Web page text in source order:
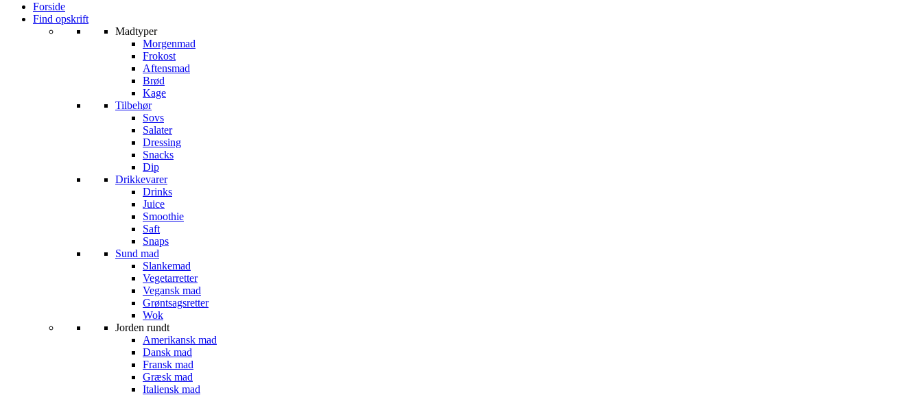
Forside
Find opskrift
Madtyper
Morgenmad
Frokost
Aftensmad
Brød
Kage
Tilbehør
Sovs
Salater
Dressing
Snacks
Dip
Drikkevarer
Drinks
Juice
Smoothie
Saft
Snaps
Sund mad
Slankemad
Vegetarretter
Vegansk mad
Grøntsagsretter
Wok
Jorden rundt
Amerikansk mad
Dansk mad
Fransk mad
Græsk mad
Italiensk mad